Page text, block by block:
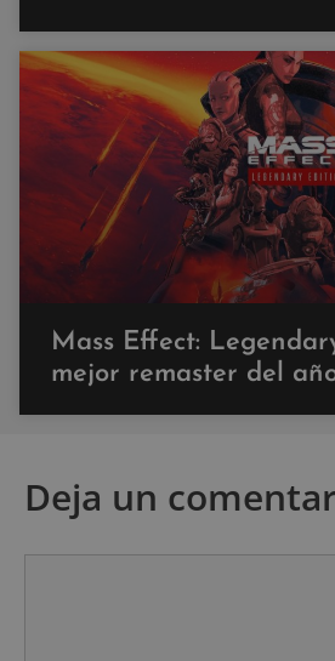
Mass Effect:
mejor remaster del
Deja un